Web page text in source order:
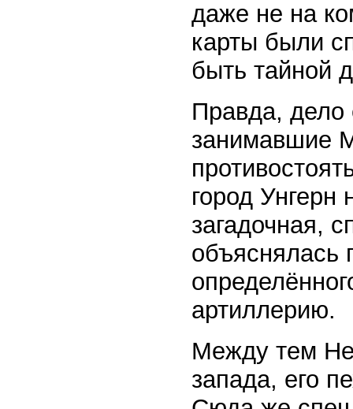
даже не на
карты были
быть тайной
Правда,
занимавшие
город Унгерн
загадочная,
объяснялась
артиллерию.
Между тем
запада, его